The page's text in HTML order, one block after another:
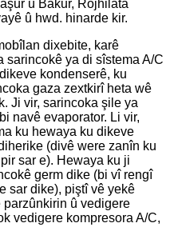
û Bakur, Rojhilata
û hwd. hinarde kir.
dixebite, karê
sarincokê ya di sîstema A/C
kondenserê, ku
gaza zextkirî heta wê
Ji vir, sarincoka şile ya
navê evaporator. Li vir,
ku hewaya ku dikeve
(divê were zanîn ku
sar e). Hewaya ku ji
germ dike (bi vî rengî
sar dike), piştî vê yekê
û vedigere
vedigere kompresora A/C,